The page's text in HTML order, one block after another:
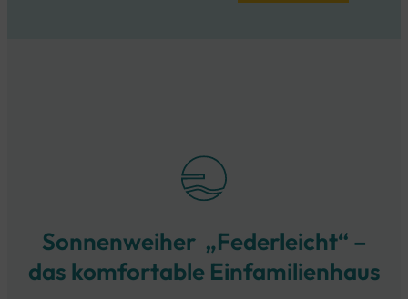
Sonnenweiher „Federleicht“ –
das komfortable Einfamilienhaus